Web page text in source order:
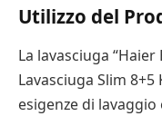
Utilizzo del
La lavasciuga
Lavasciuga Slim
esigenze di